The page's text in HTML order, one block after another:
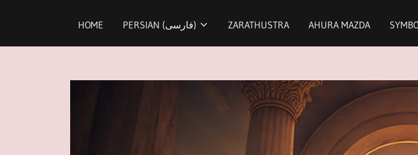
HOME PERSIAN (فارسی) ZARATHUSTRA AHURA MAZDA